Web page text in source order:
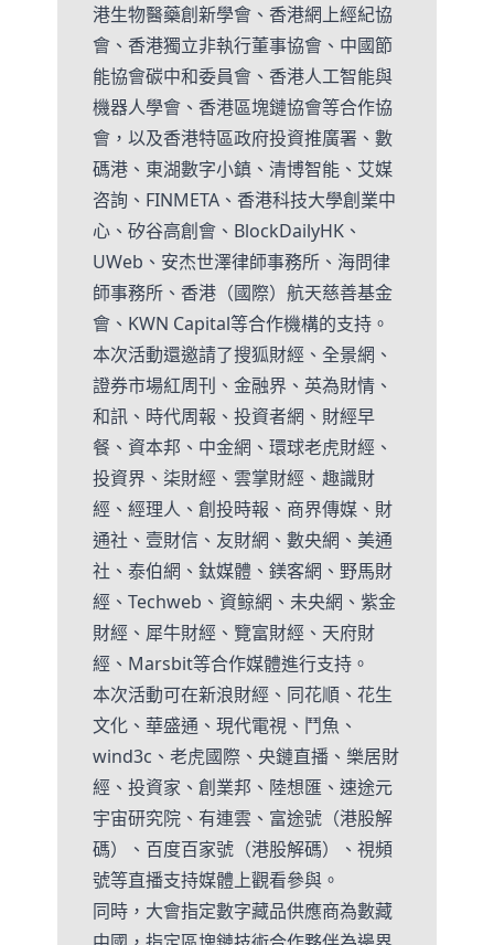
港生物醫藥創新學會、香港網上經紀協
會、香港獨立非執行董事協會、中國節
能協會碳中和委員會、香港人工智能與
機器人學會、香港區塊鏈協會等合作協
會，以及香港特區政府投資推廣署、數
碼港、東湖數字小鎮、清博智能、艾媒
咨詢、FINMETA、香港科技大學創業中
心、矽谷高創會、BlockDailyHK、
UWeb、安杰世澤律師事務所、海問律
師事務所、香港（國際）航天慈善基金
會、KWN Capital等合作機構的支持。
本次活動還邀請了搜狐財經、全景網、
證券市場紅周刊、金融界、英為財情、
和訊、時代周報、投資者網、財經早
餐、資本邦、中金網、環球老虎財經、
投資界、柒財經、雲掌財經、趣識財
經、經理人、創投時報、商界傳媒、財
通社、壹財信、友財網、數央網、美通
社、泰伯網、鈦媒體、鎂客網、野馬財
經、Techweb、資鲸網、未央網、紫金
財經、犀牛財經、覽富財經、天府財
經、Marsbit等合作媒體進行支持。
本次活動可在新浪財經、同花順、花生
文化、華盛通、現代電視、鬥魚、
wind3c、老虎國際、央鏈直播、樂居財
經、投資家、創業邦、陸想匯、速途元
宇宙研究院、有連雲、富途號（港股解
碼）、百度百家號（港股解碼）、視頻
號等直播支持媒體上觀看參與。
同時，大會指定數字藏品供應商為數藏